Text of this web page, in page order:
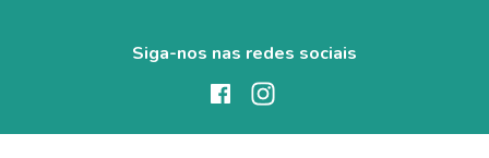
Siga-nos nas redes sociais